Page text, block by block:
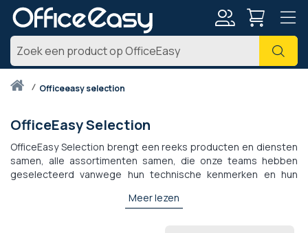
Zoek
Thuisofficeeasy selection
OfficeEasy Selection
OfficeEasy Selection brengt een reeks producten en diensten
samen, alle assortimenten samen, die onze teams hebben
geselecteerd vanwege hun technische kenmerken en hun
artikelen, variërend van headset tot headsets, schermen en
Meer lezen